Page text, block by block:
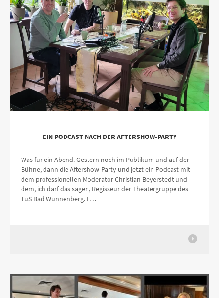
EIN PODCAST NACH DER AFTERSHOW-PARTY
Was für ein Abend. Gestern noch im Publikum und auf der
Bühne, dann die Aftershow-Party und jetzt ein Podcast mit
dem professionellen Moderator Christian Beyerstedt und
dem, ich darf das sagen, Regisseur der Theatergruppe des
TuS Bad Wünnenberg. I …